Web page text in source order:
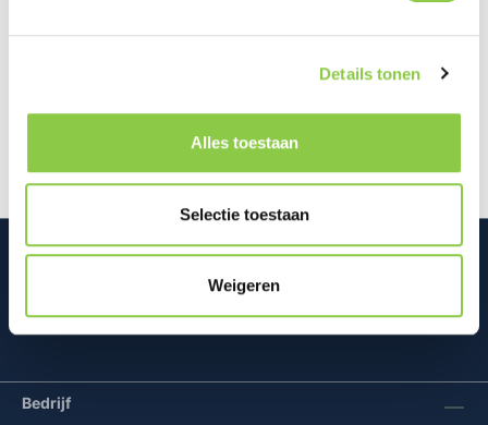
Details tonen
Alles toestaan
Selectie toestaan
Weigeren
Beschrijving
Dit Samsung Siliconen Hoesje is een soepel en
Bedrijf